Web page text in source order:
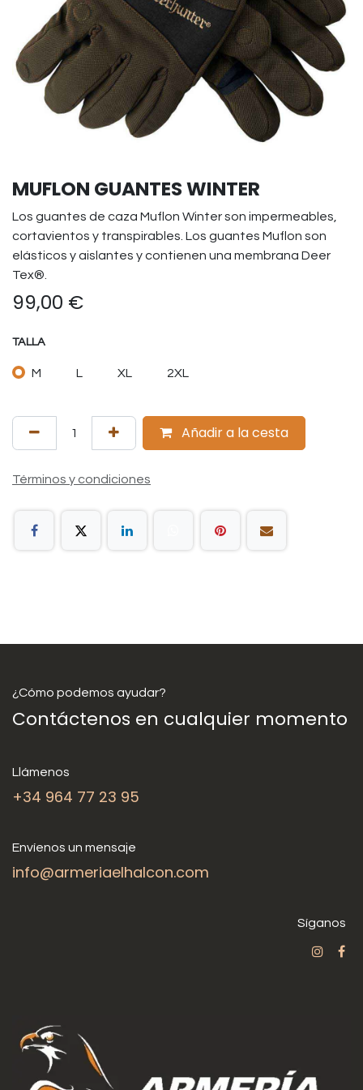
MUFLON GUANTES WINTER
Los guantes de caza Muflon Winter son impermeables,
cortavientos y transpirables. Los guantes Muflon son
elásticos y aislantes y contienen una membrana Deer
Tex®.
99,00 €
TALLA
M L XL 2XL
Añadir a la cesta
Términos y condiciones
¿Cómo podemos ayudar?
Contáctenos en cualquier momento
Llámenos
+34 964 77 23 95
Envíenos un mensaje
info@armeriaelhalcon.com
Síganos